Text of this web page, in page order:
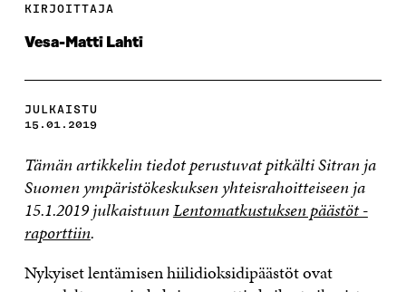
KIRJOITTAJA
Vesa-Matti Lahti
JULKAISTU
15.01.2019
Tämän artikkelin tiedot perustuvat pitkälti Sitran ja
Suomen ympäristökeskuksen yhteisrahoitteiseen ja
15.1.2019 julkaistuunLentomatkustuksen päästöt -
raporttiin.
Nykyiset lentämisen hiilidioksidipäästöt ovat